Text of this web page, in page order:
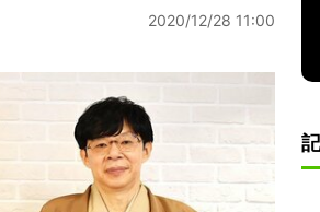
2020/12/28 11:00